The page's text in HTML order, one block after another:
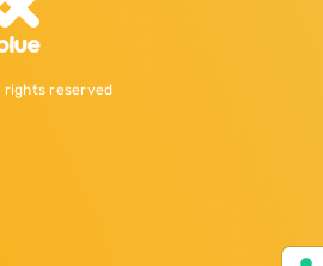
rights reserved